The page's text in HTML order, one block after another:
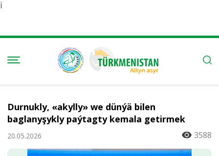
Ï
Durnukly, «akylly» we dünýä bilen
baglanyşykly paýtagty kemala getirmek
20.05.2026 3588